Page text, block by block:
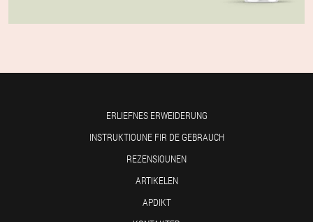
ERLIEFNES ERWEIDERUNG
INSTRUKTIOUNE FIR DE GEBRAUCH
REZENSIOUNEN
ARTIKELEN
APDIKT